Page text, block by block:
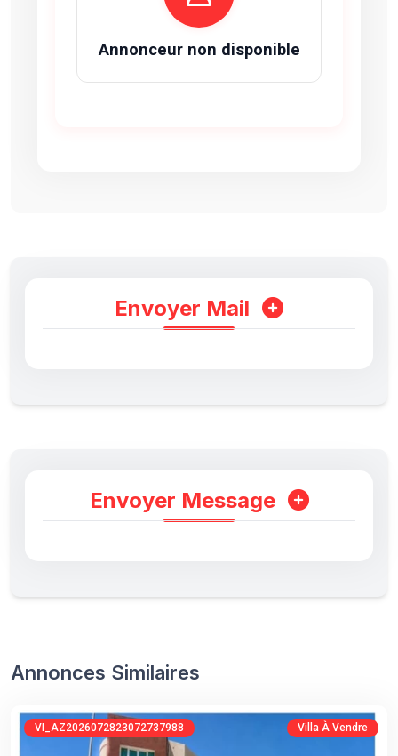
Annonceur non disponible
Envoyer Mail
Envoyer Message
Annonces Similaires
VI_AZ2026072823072737988 Villa À Vendre